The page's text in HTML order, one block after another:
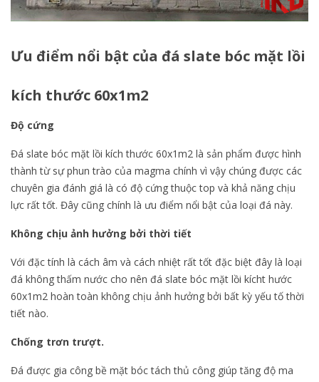
Ưu điểm nổi bật của đá slate bóc mặt lồi
kích thước 60x1m2
Độ cứng
Đá slate bóc mặt lồi kích thước 60x1m2 là sản phẩm được hình
thành từ sự phun trào của magma chính vì vậy chúng được các
chuyên gia đánh giá là có độ cứng thuộc top và khả năng chịu
lực rất tốt. Đây cũng chính là ưu điểm nổi bật của loại đá này.
Không chịu ảnh hưởng bởi thời tiết
Với đặc tính là cách âm và cách nhiệt rất tốt đặc biệt đây là loại
đá không thấm nước cho nên đá slate bóc mặt lồi kícht hước
60x1m2 hoàn toàn không chịu ảnh hưởng bởi bất kỳ yếu tố thời
tiết nào.
Chống trơn trượt.
Đá được gia công bề mặt bóc tách thủ công giúp tăng độ ma